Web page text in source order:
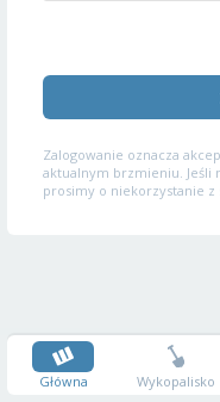
Zalogowanie oznacza
aktualnym brzmieniu. Jeśli
prosimy o niekorzystanie z
Główna Wykopalisko